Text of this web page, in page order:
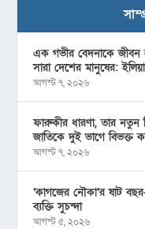
এক গভীর বেদনাকে জীবন
সারা দেশের মানুষের:
আগস্ট ৭, ২০২৬
ফারুকীর ধারণা, তার নতুন
জাতিকে দুই ভাগে বিভক্ত
আগস্ট ৭, ২০২৬
‘কাগজের নৌকা’র ষাট
ব্যক্তি সুচন্দা
আগস্ট ৫, ২০২৬